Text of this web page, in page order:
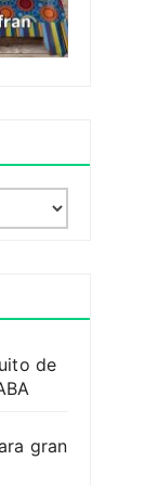
de
gran